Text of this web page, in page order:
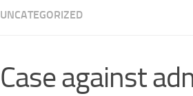
UNCATEGORIZED
Case against